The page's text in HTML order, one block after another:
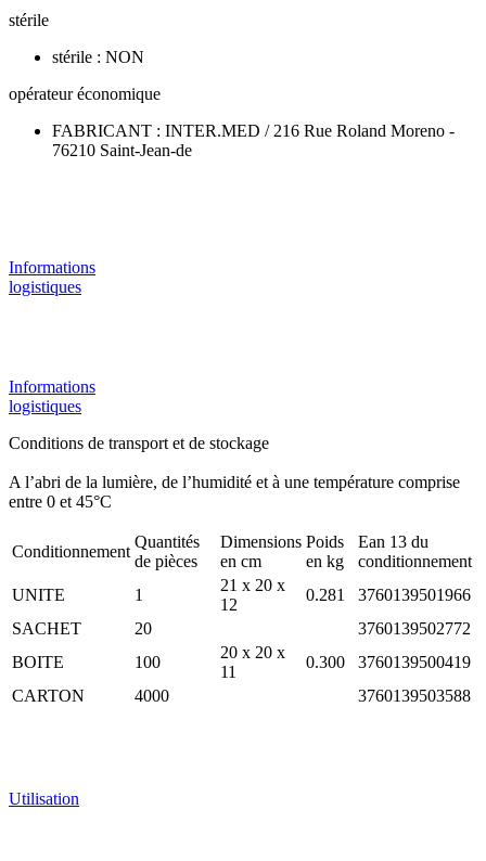
stérile
stérile : NON
opérateur économique
FABRICANT : INTER.MED / 216 Rue Roland Moreno -
76210 Saint-Jean-de
Informations
logistiques
Informations
logistiques
Conditions de transport et de stockage
A l’abri de la lumière, de l’humidité et à une température comprise
entre 0 et 45°C
Conditionnement
Quantités
de pièces
Dimensions
en cm
Poids
en kg
Ean 13 du
conditionnement
UNITE
1
21 x 20 x
12
0.281
3760139501966
SACHET
20
3760139502772
BOITE
100
20 x 20 x
11
0.300
3760139500419
CARTON
4000 3760139503588
Utilisation